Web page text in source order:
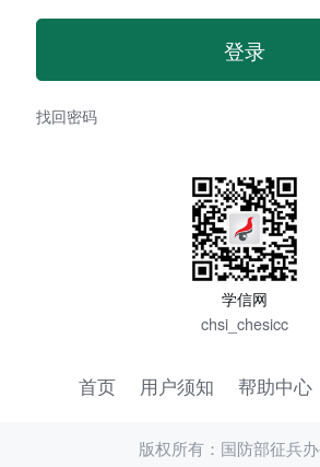
找回密码
学信网
chsi_chesicc
首页 用户须知 帮助中心
版权所有：国防部征兵